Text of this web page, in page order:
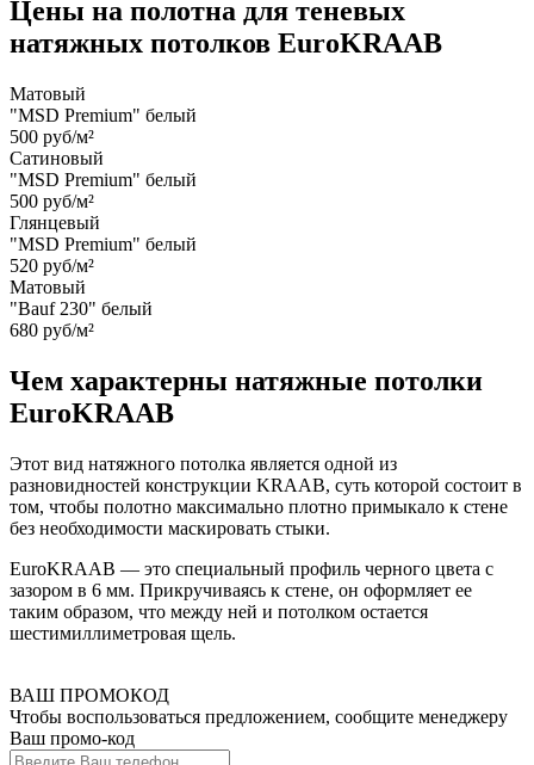
Цены на полотна для теневых
натяжных потолков EuroKRAAB
Матовый
"MSD Premium" белый
500 руб/м²
Сатиновый
"MSD Premium" белый
500 руб/м²
Глянцевый
"MSD Premium" белый
520 руб/м²
Матовый
"Bauf 230" белый
680 руб/м²
Чем характерны натяжные потолки
EuroKRAAB
Этот вид натяжного потолка является одной из
разновидностей конструкции KRAAB, суть которой состоит в
том, чтобы полотно максимально плотно примыкало к стене
без необходимости маскировать стыки.
EuroKRAAB — это специальный профиль черного цвета с
зазором в 6 мм. Прикручиваясь к стене, он оформляет ее
таким образом, что между ней и потолком остается
шестимиллиметровая щель.
ВАШ ПРОМОКОД
Чтобы воспользоваться предложением, сообщите менеджеру
Ваш промо-код